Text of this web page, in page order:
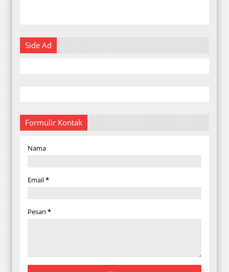
-
Side Ad
Formulir Kontak
Nama
Email*
Pesan *